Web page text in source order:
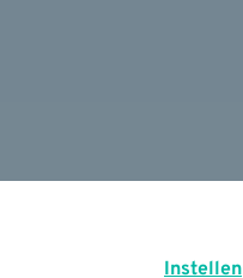
Instellen